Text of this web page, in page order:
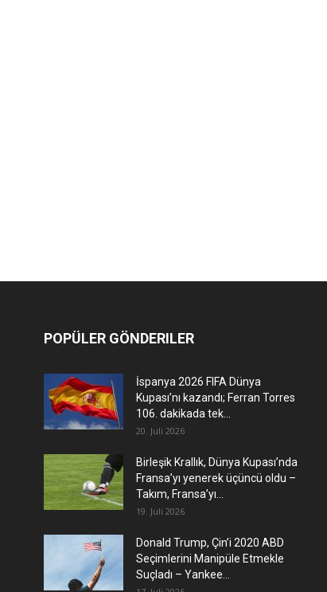
POPÜLER GÖNDERILER
İspanya 2026 FIFA Dünya
Kupası’nı kazandı; Ferran Torres
106. dakikada tek...
20. Juli 2026
Birleşik Krallık, Dünya Kupası’nda
Fransa’yı yenerek üçüncü oldu –
Takım, Fransa’yı...
19. Juli 2026
Donald Trump, Çin’i 2020 ABD
Seçimlerini Manipüle Etmekle
Suçladı – Yankee...